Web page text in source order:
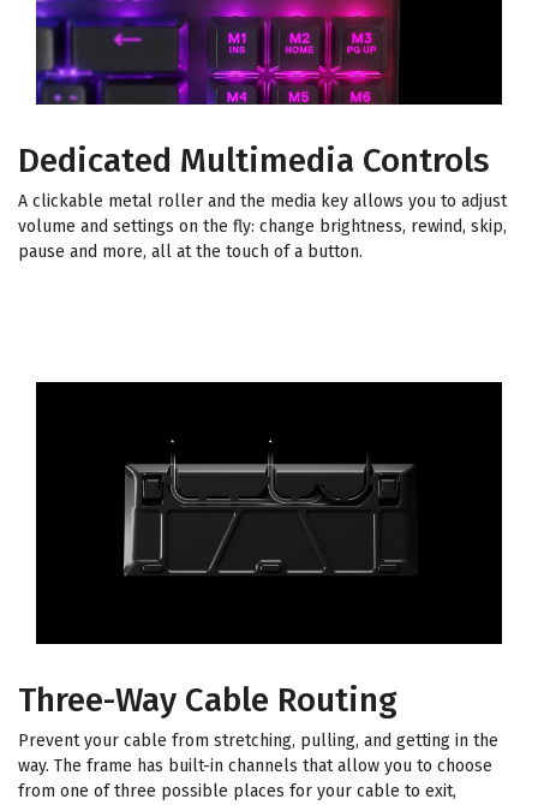
Dedicated Multimedia Controls
A clickable metal roller and the media key allows you to adjust
volume and settings on the fly: change brightness, rewind, skip,
pause and more, all at the touch of a button.
Three-Way Cable Routing
Prevent your cable from stretching, pulling, and getting in the
way. The frame has built-in channels that allow you to choose
from one of three possible places for your cable to exit,